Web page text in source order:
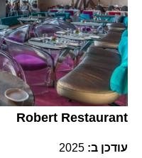
Robert Restaurant
עודכן ב: 2025